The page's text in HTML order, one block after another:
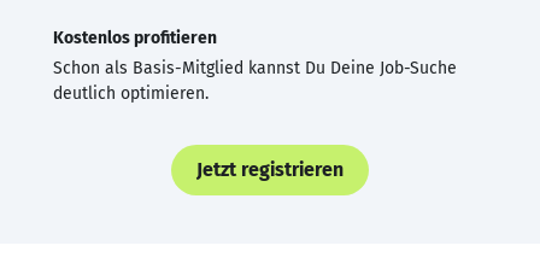
Kostenlos profitieren
Schon als Basis-Mitglied kannst Du Deine Job-Suche
deutlich optimieren.
Jetzt registrieren